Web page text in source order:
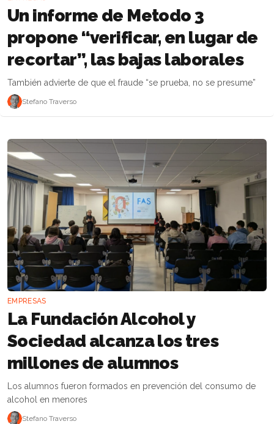
Un informe de Metodo 3
propone “verificar, en lugar de
recortar”, las bajas laborales
También advierte de que el fraude “se prueba, no se presume”
Stefano Traverso
EMPRESAS
La Fundación Alcohol y
Sociedad alcanza los tres
millones de alumnos
Los alumnos fueron formados en prevención del consumo de
alcohol en menores
Stefano Traverso